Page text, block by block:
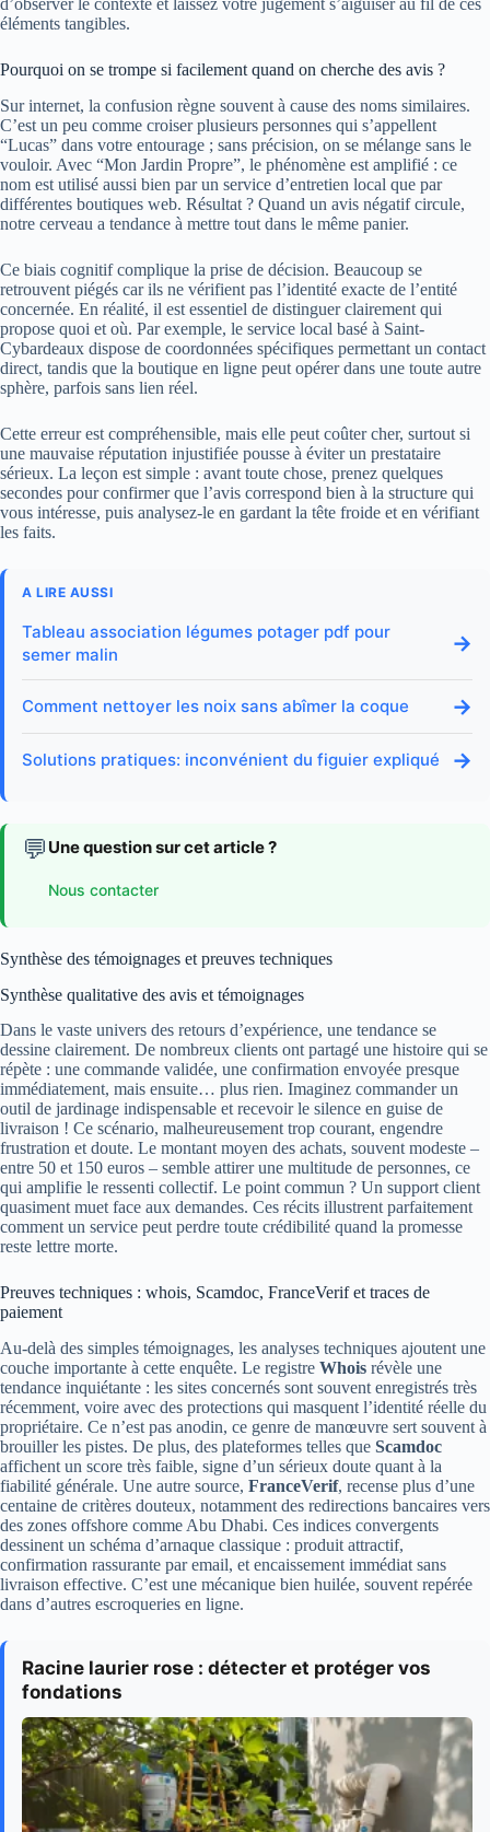
d’observer le contexte et laissez votre jugement s’aiguiser au fil de ces
éléments tangibles.
Pourquoi on se trompe si facilement quand on cherche des avis ?
Sur internet, la confusion règne souvent à cause des noms similaires.
C’est un peu comme croiser plusieurs personnes qui s’appellent
“Lucas” dans votre entourage ; sans précision, on se mélange sans le
vouloir. Avec “Mon Jardin Propre”, le phénomène est amplifié : ce
nom est utilisé aussi bien par un service d’entretien local que par
différentes boutiques web. Résultat ? Quand un avis négatif circule,
notre cerveau a tendance à mettre tout dans le même panier.
Ce biais cognitif complique la prise de décision. Beaucoup se
retrouvent piégés car ils ne vérifient pas l’identité exacte de l’entité
concernée. En réalité, il est essentiel de distinguer clairement qui
propose quoi et où. Par exemple, le service local basé à Saint-
Cybardeaux dispose de coordonnées spécifiques permettant un contact
direct, tandis que la boutique en ligne peut opérer dans une toute autre
sphère, parfois sans lien réel.
Cette erreur est compréhensible, mais elle peut coûter cher, surtout si
une mauvaise réputation injustifiée pousse à éviter un prestataire
sérieux. La leçon est simple : avant toute chose, prenez quelques
secondes pour confirmer que l’avis correspond bien à la structure qui
vous intéresse, puis analysez-le en gardant la tête froide et en vérifiant
les faits.
A LIRE AUSSI
Tableau association légumes potager pdf pour
semer malin
→
Comment nettoyer les noix sans abîmer la coque →
Solutions pratiques: inconvénient du figuier expliqué →
💬 Une question sur cet article ?
Nous contacter
Synthèse des témoignages et preuves techniques
Synthèse qualitative des avis et témoignages
Dans le vaste univers des retours d’expérience, une tendance se
dessine clairement. De nombreux clients ont partagé une histoire qui se
répète : une commande validée, une confirmation envoyée presque
immédiatement, mais ensuite… plus rien. Imaginez commander un
outil de jardinage indispensable et recevoir le silence en guise de
livraison ! Ce scénario, malheureusement trop courant, engendre
frustration et doute. Le montant moyen des achats, souvent modeste –
entre 50 et 150 euros – semble attirer une multitude de personnes, ce
qui amplifie le ressenti collectif. Le point commun ? Un support client
quasiment muet face aux demandes. Ces récits illustrent parfaitement
comment un service peut perdre toute crédibilité quand la promesse
reste lettre morte.
Preuves techniques : whois, Scamdoc, FranceVerif et traces de
paiement
Au-delà des simples témoignages, les analyses techniques ajoutent une
couche importante à cette enquête. Le registre Whois révèle une
tendance inquiétante : les sites concernés sont souvent enregistrés très
récemment, voire avec des protections qui masquent l’identité réelle du
propriétaire. Ce n’est pas anodin, ce genre de manœuvre sert souvent à
brouiller les pistes. De plus, des plateformes telles que Scamdoc
affichent un score très faible, signe d’un sérieux doute quant à la
fiabilité générale. Une autre source, FranceVerif, recense plus d’une
centaine de critères douteux, notamment des redirections bancaires vers
des zones offshore comme Abu Dhabi. Ces indices convergents
dessinent un schéma d’arnaque classique : produit attractif,
confirmation rassurante par email, et encaissement immédiat sans
livraison effective. C’est une mécanique bien huilée, souvent repérée
dans d’autres escroqueries en ligne.
Racine laurier rose : détecter et protéger vos
fondations